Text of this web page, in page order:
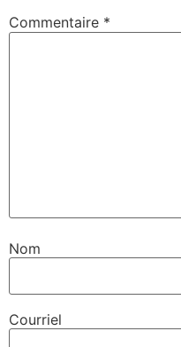
Commentaire *
Nom
Courriel